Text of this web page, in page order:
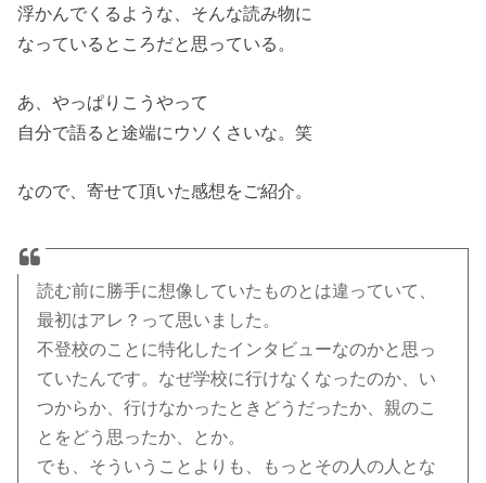
浮かんでくるような、そんな読み物に
なっているところだと思っている。
あ、やっぱりこうやって
自分で語ると途端にウソくさいな。笑
なので、寄せて頂いた感想をご紹介。
読む前に勝手に想像していたものとは違っていて、
最初はアレ？って思いました。
不登校のことに特化したインタビューなのかと思っ
ていたんです。なぜ学校に行けなくなったのか、い
つからか、行けなかったときどうだったか、親のこ
とをどう思ったか、とか。
でも、そういうことよりも、もっとその人の人とな